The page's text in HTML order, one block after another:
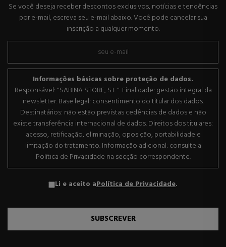
Se você deseja receber descontos exclusivos, notícias e tendências
por e-mail, escreva seu e-mail abaixo. Você pode cancelar sua
inscrição a qualquer momento.
Informações básicas sobre proteção de dados.
Responsável: "SABINA STORE, S.L.". Finalidade: gestão integral da
newsletter. Base legal: consentimento do titular dos dados.
Destinatários: não estão previstas cedências de dados e não
existe transferência internacional de dados. Direitos dos titulares:
acesso, retificação, eliminação, oposição, portabilidade e
limitação do tratamento. Informação adicional: consulte a
Política de Privacidade na secção correspondente.
Li e aceito aPolítica de Privacidade.
SUBSCREVER